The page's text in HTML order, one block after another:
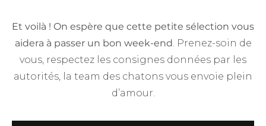
Et voilà ! On espère que cette petite sélection vous
aidera à passer un bon week-end . Prenez-soin de
vous, respectez les consignes données par les
autorités, la team des chatons vous envoie plein
d’amour.